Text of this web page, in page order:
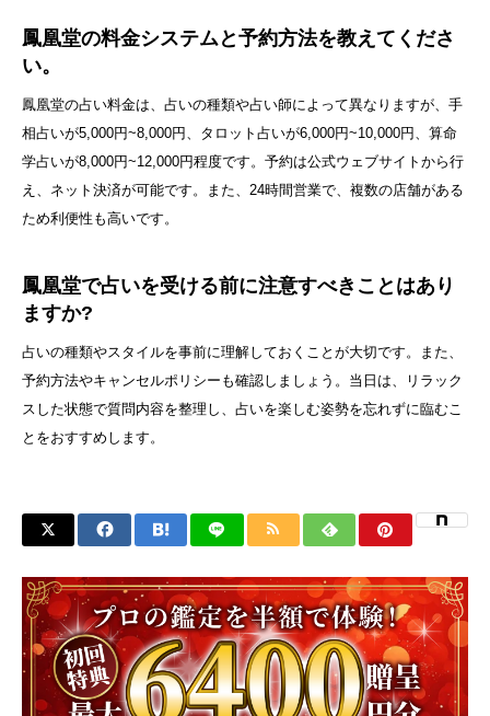
鳳凰堂の料金システムと予約方法を教えてくださ
い。
鳳凰堂の占い料金は、占いの種類や占い師によって異なりますが、手
相占いが5,000円~8,000円、タロット占いが6,000円~10,000円、算命
学占いが8,000円~12,000円程度です。予約は公式ウェブサイトから行
え、ネット決済が可能です。また、24時間営業で、複数の店舗がある
ため利便性も高いです。
鳳凰堂で占いを受ける前に注意すべきことはあり
ますか?
占いの種類やスタイルを事前に理解しておくことが大切です。また、
予約方法やキャンセルポリシーも確認しましょう。当日は、リラック
スした状態で質問内容を整理し、占いを楽しむ姿勢を忘れずに臨むこ
とをおすすめします。